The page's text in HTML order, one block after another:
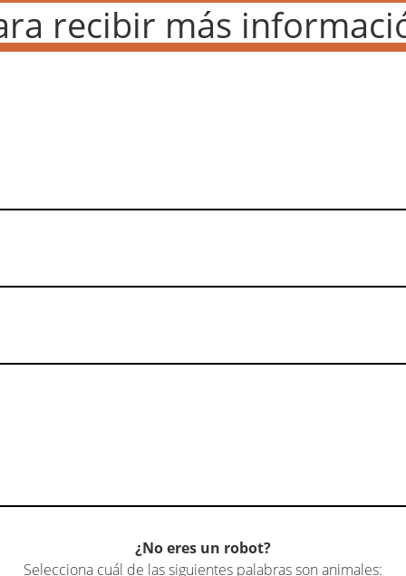
recibir más
¿No eres un robot?
Selecciona cuál de las siguientes palabras son animales: